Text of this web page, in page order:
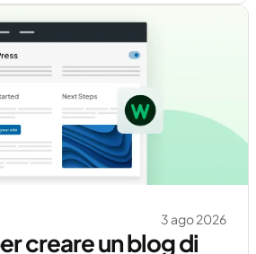
3 ago 2026
creare un blog di